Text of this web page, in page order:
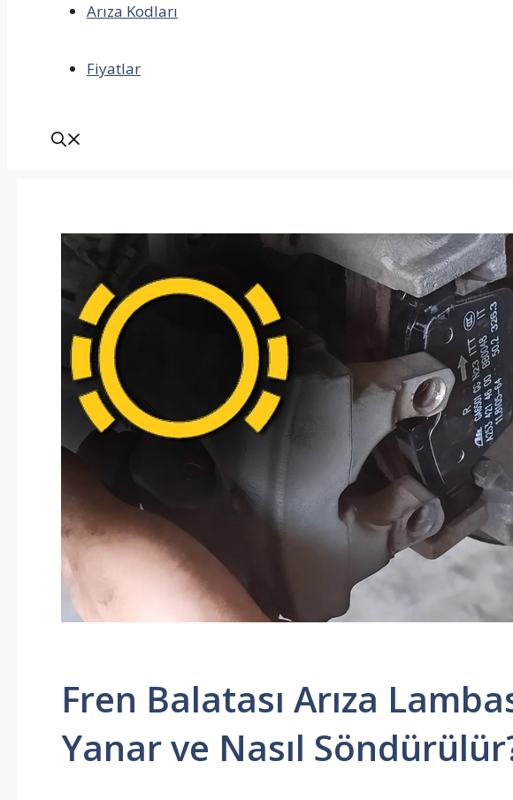
Arıza Kodları
Fiyatlar
Fren Balatası Arıza
Yanar ve Nasıl